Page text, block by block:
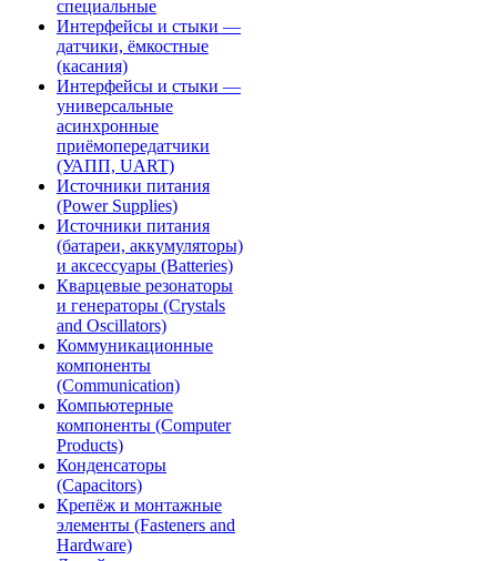
специальные
Интерфейсы и стыки —
датчики, ёмкостные
(касания)
Интерфейсы и стыки —
универсальные
асинхронные
приёмопередатчики
(УАПП, UART)
Источники питания
(Power Supplies)
Источники питания
(батареи, аккумуляторы)
и аксессуары (Batteries)
Кварцевые резонаторы
и генераторы (Crystals
and Oscillators)
Коммуникационные
компоненты
(Communication)
Компьютерные
компоненты (Computer
Products)
Конденсаторы
(Capacitors)
Крепёж и монтажные
элементы (Fasteners and
Hardware)